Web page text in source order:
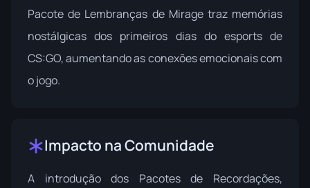
Pacote de Lembranças de Mirage traz memórias
nostálgicas dos primeiros dias do esports de
CS:GO, aumentando as conexões emocionais com
o jogo.
Impacto na Comunidade
A introdução dos Pacotes de Recordações,